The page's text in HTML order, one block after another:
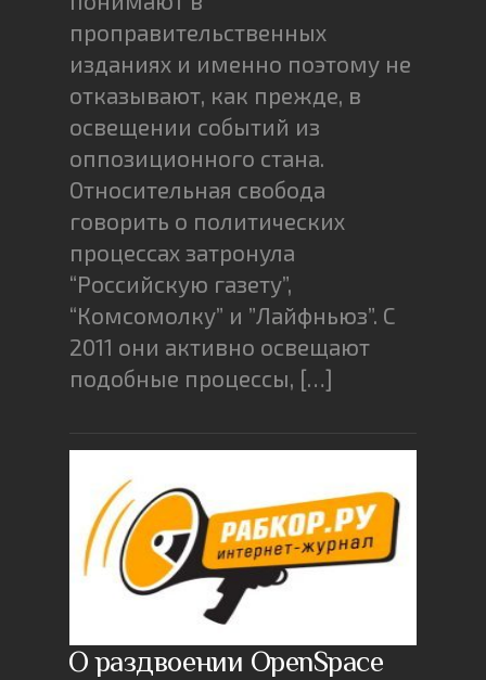
проправительственных
изданиях и именно поэтому не
отказывают, как прежде, в
освещении событий из
оппозиционного стана.
Относительная свобода
говорить о политических
процессах затронула
“Российскую газету”,
“Комсомолку” и ”Лайфньюз”. С
2011 они активно освещают
подобные процессы, […]
О раздвоении OpenSpace